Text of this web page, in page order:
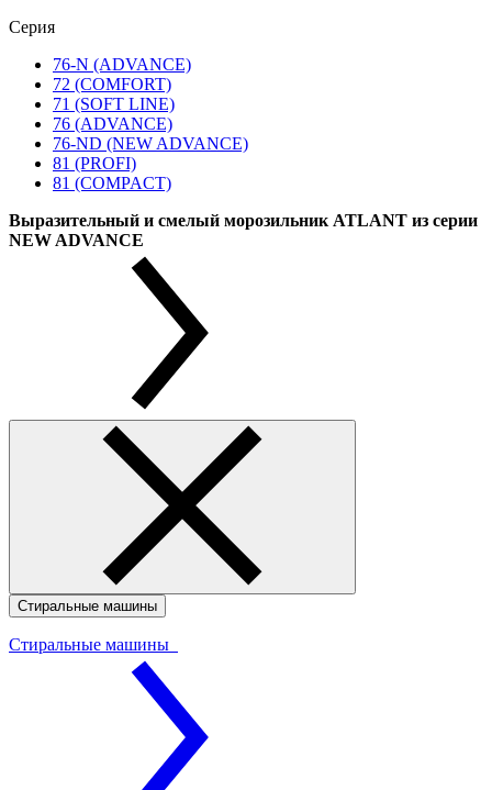
Серия
76-N (ADVANCE)
72 (COMFORT)
71 (SOFT LINE)
76 (ADVANCE)
76-ND (NEW ADVANCE)
81 (PROFI)
81 (COMPACT)
Выразительный и смелый морозильник ATLANT из серии
NEW ADVANCE
Стиральные машины
Стиральные машины